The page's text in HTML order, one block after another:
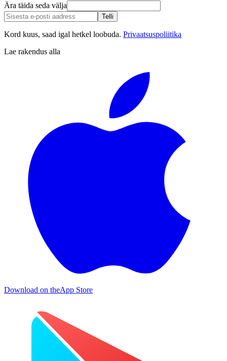
Ära täida seda välja
Telli
Kord kuus, saad igal hetkel loobuda. Privaatsuspoliitika
Lae rakendus alla
Download on theApp Store